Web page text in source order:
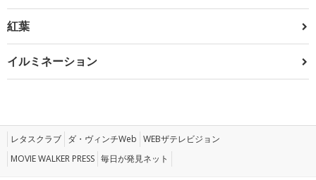
紅葉
イルミネーション
レタスクラブ ダ・ヴィンチWeb WEBザテレビジョン
MOVIE WALKER PRESS 毎日が発見ネット